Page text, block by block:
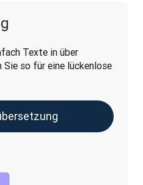
Texte in über
Sie so für eine lückenlose